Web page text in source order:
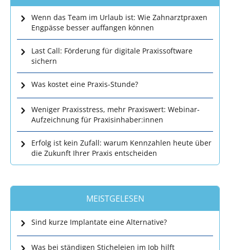
Wenn das Team im Urlaub ist: Wie Zahnarztpraxen
Engpässe besser auffangen können
Last Call: Förderung für digitale Praxissoftware
sichern
Was kostet eine Praxis-Stunde?
Weniger Praxisstress, mehr Praxiswert: Webinar-
Aufzeichnung für Praxisinhaber:innen
Erfolg ist kein Zufall: warum Kennzahlen heute über
die Zukunft Ihrer Praxis entscheiden
MEISTGELESEN
Sind kurze Implantate eine Alternative?
Was bei ständigen Sticheleien im Job hilft